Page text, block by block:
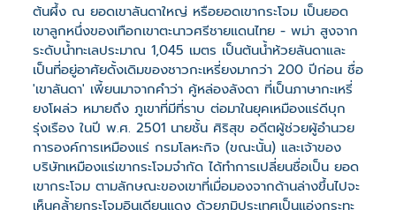
ต้นผึ้ง ณ ยอดเขาลันดาใหญ่ หรือยอดเขากระโจม เป็นยอด
เขาลูกหนึ่งของเทือกเขาตะนาวศรีชายแดนไทย - พม่า สูงจาก
ระดับน้ำทะเลประมาณ 1,045 เมตร เป็นต้นน้ำห้วยลันดาและ
เป็นที่อยู่อาศัยดั้งเดิมของชาวกะเหรี่ยงมากว่า 200 ปีก่อน ชื่อ
'เขาลันดา' เพี้ยนมาจากคำว่า คู้หล่องลังดา ที่เป็นภาษากะเหรี่
ยงโผล่ว หมายถึง ภูเขาที่มีที่ราบ ต่อมาในยุคเหมืองแร่ดีบุก
รุ่งเรือง ในปี พ.ศ. 2501 นายชั้น ศิริสุข อดีตผู้ช่วยผู้อำนวย
การองค์การเหมืองแร่ กรมโลหะกิจ (ขณะนั้น) และเจ้าของ
บริษัทเหมืองแร่เขากระโจมจำกัด ได้ทำการเปลี่ยนชื่อเป็น ยอด
เขากระโจม ตามลักษณะของเขาที่เมื่อมองจากด้านล่างขึ้นไปจะ
เห็นคล้้ายกระโจมอินเดียนแดง ด้วยภูมิประเทศเป็นแอ่งกระทะ